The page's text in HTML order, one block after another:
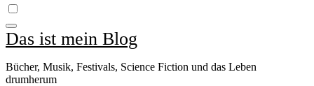
Das ist mein Blog
Bücher, Musik, Festivals, Science Fiction und das Leben
drumherum